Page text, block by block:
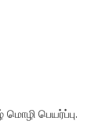
பெயர்ப்பு.